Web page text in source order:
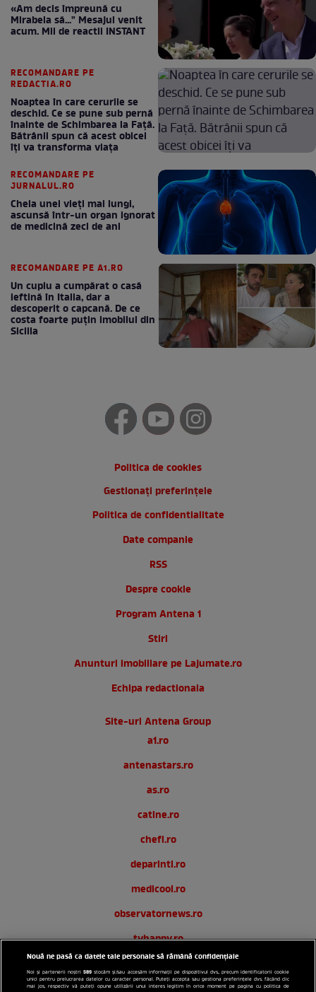
«Am decis împreună cu
Mirabela să..." Mesajul venit
acum. Mii de reactii INSTANT
RECOMANDARE PE
REDACTIA.RO
Noaptea în care cerurile se
deschid. Ce se pune sub pernă
înainte de Schimbarea la Față.
Bătrânii spun că acest obicei
îți va transforma viața
RECOMANDARE PE
JURNALUL.RO
Cheia unei vieți mai lungi,
ascunsă într-un organ ignorat
de medicină zeci de ani
RECOMANDARE PE A1.RO
Un cuplu a cumpărat o casă
ieftină în Italia, dar a
descoperit o capcană. De ce
costa foarte puțin imobilul din
Sicilia
Politica de cookies
Gestionați preferințele
Politica de confidentialitate
Date companie
RSS
Despre cookie
Program Antena 1
Stiri
Anunturi imobiliare pe Lajumate.ro
Echipa redactionala
Site-uri Antena Group
a1.ro
antenastars.ro
as.ro
catine.ro
chefi.ro
deparinti.ro
medicool.ro
observatornews.ro
tvhappy.ro
useit.ro
zutv.ro
Nouă ne pasă ca datele tale personale să rămână confidențiale
Noi și partenerii noștri589 stocăm și/sau accesăm informații pe dispozitivul dvs., precum identificatorii cookie
unici pentru prelucrarea datelor cu caracter personal. Puteți accepta sau gestiona preferințele dvs. făcând clic
mai jos, respectiv vă puteți opune utilizării unui interes legitim în orice moment pe pagina cu politica de